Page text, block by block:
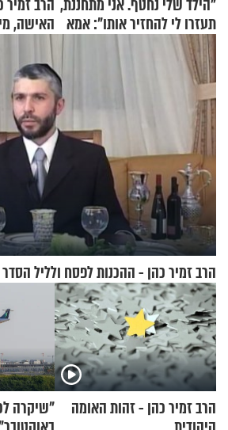
"הילד שלי נחטף. אני מתחננת,
תעזרו לי להחזיר אותו": אמא
של יובל בן ה-4 בריאיון דומע
הרב זמיר
האישה,
הרב זמיר כהן - ההכנות לפסח ולליל הסדר
הרב זמיר כהן - זהות האומה